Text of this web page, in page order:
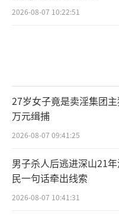
2026-08-07 10:22:51
27岁女子竟是卖淫集团
万元缉捕
2026-08-07 09:41:25
男子杀人后逃进深山21
民一句话牵出线索
2026-08-07 10:41:31